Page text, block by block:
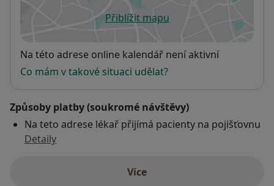
Přiblížit mapuse otevře v nové záložce
Dostupnost
Na této adrese online kalendář není aktivní
Co mám v takové situaci udělat?
Způsoby platby (soukromé návštěvy)
Na teto adrese lékař přijímá pacienty na pojišťovnu
Detaily
Víceo adrese